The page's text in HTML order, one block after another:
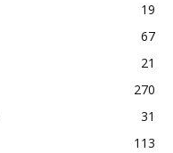
19
67
21
270
31
113